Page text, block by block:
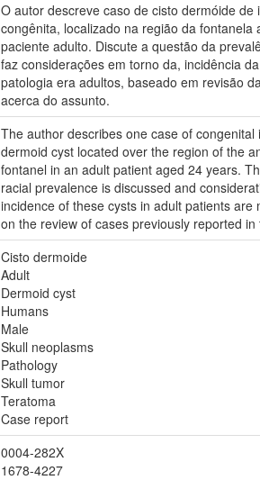
O autor descreve caso de cisto dermóide de
congênita, localizado na região da fontanela
paciente adulto. Discute a questão da
faz considerações em torno da, incidência
patologia era adultos, baseado em revisão
acerca do assunto.
The author describes one case of congenital
dermoid cyst located over the region of the
fontanel in an adult patient aged 24 years.
racial prevalence is discussed and
incidence of these cysts in adult patients are
on the review of cases previously reported
Cisto dermoide
Adult
Dermoid cyst
Humans
Male
Skull neoplasms
Pathology
Skull tumor
Teratoma
Case report
0004-282X
1678-4227